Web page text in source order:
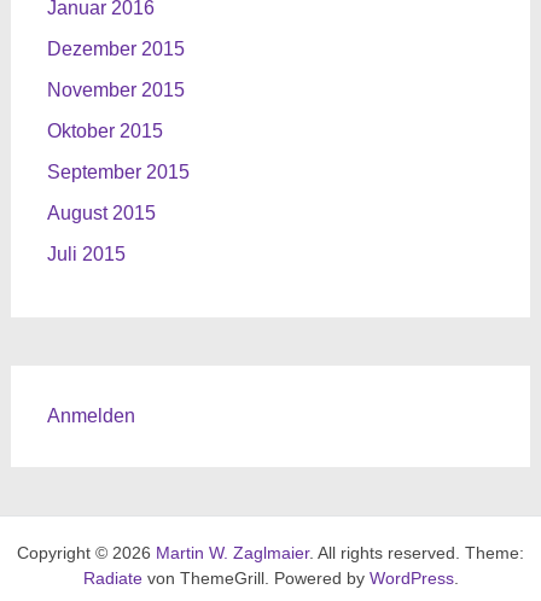
Januar 2016
Dezember 2015
November 2015
Oktober 2015
September 2015
August 2015
Juli 2015
Anmelden
Copyright © 2026 Martin W. Zaglmaier. All rights reserved. Theme:
Radiatevon ThemeGrill. Powered by WordPress.